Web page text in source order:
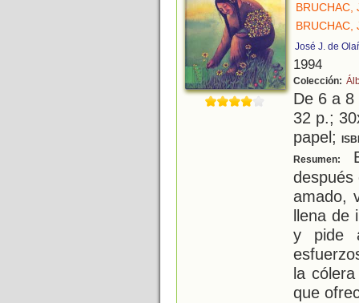
BRUCHAC,
BRUCHAC,
José J. de
1994
Colección:
De 6 a
32 p.;
papel;
Resumen:
amado,
llena de
y pide
la
que